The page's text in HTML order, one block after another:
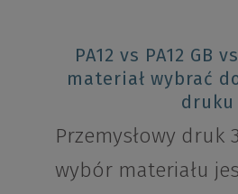
PA12 vs PA12 GB
materiał wybrać
druku
Przemysłowy druk
wybór materiału